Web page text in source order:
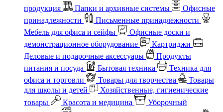
продукция
Папки и архивные системы
Офисные
принадлежности
Письменные принадлежности
Мебель для офиса и сейфы
Офисные доски и
демонстрационное оборудование
Картриджи
Деловые и подарочные аксессуары
Продукты
питания и посуда
Бытовая техника
Техника для
офиса и торговли
Товары для творчества
Товары
для школы и детей
Хозяйственные, гигиенические
товары
Красота и медицина
Уборочный